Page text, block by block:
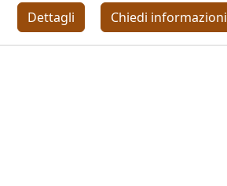
Dettagli Chiedi informazioni